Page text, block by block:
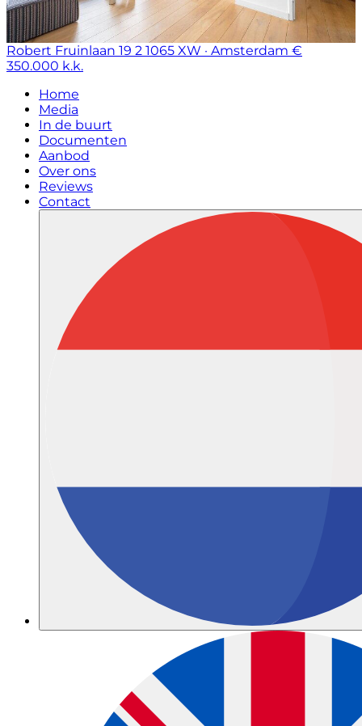
Robert Fruinlaan 19 2 1065 XW · Amsterdam €
350.000 k.k.
Home
Media
In de buurt
Documenten
Aanbod
Over ons
Reviews
Contact